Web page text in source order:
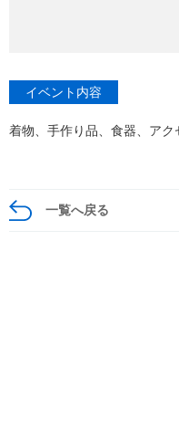
イベント内容
着物、手作り品、食器、アク
一覧へ戻る